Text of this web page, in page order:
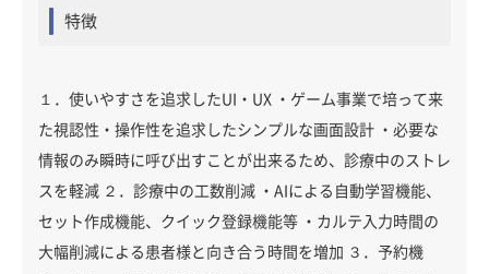
特徴
１．使いやすさを追求したUI・UX ・ゲーム事業で培って来
た視認性・操作性を追求したシンプルな画面設計 ・必要な
情報のみ瞬時に呼び出すことが出来るため、診療中のストレ
スを軽減 ２．診療中の工数削減 ・AIによる自動学習機能、
セット作成機能、クイック登録機能等 ・カルテ入力時間の
大幅削減による患者様と向き合う時間を増加 ３．予約機